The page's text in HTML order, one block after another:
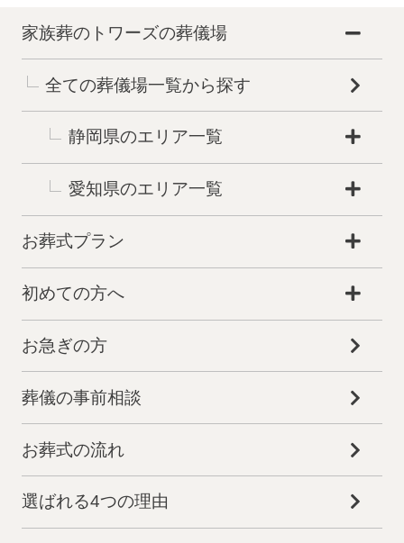
家族葬のトワーズの葬儀場
全ての葬儀場一覧から探す
静岡県のエリア一覧
愛知県のエリア一覧
お葬式プラン
初めての方へ
お急ぎの方
葬儀の事前相談
お葬式の流れ
選ばれる4つの理由